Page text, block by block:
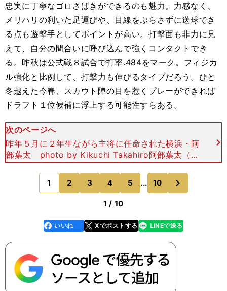
忠実に丁寧なゴロさばきができるのも魅力。力感なく、
メリハリの利いた足運びや、目線をぶらさずに送球でき
る点も遊撃手としてポイントが高い。打撃面も非力に見
えて、自分の間合いに呼び込んで強くコンタクトでき
る。昨秋は公式戦８試合で打率.484をマーク。フィジカ
ル強化と比例して、打撃力も伸びるタイプだろう。ひと
冬越えた今春、スカウト陣の目を惹くプレーができれば
ドラフト１位候補に浮上する可能性すらある。
次のページへ
昨年５月に２年生ながら主将に任命された横浜・阿
部葉太 photo by Kikuchi Takahiro阿部葉太（横
浜３年／中堅手／179センチ・84キロ／右投左打）
現時点で「侍ジャパンU−18代表
1 2 3 4 5 ... 10
1 / 10
faceboo
k
いいね Xでポストする
line LINEで送る